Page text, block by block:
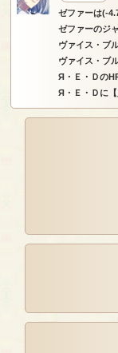
ゼファーは(-
ゼファーのジ
ヴァイス・ブ
ヴァイス・ブ
Я・Ｅ・Ｄの
Я・Ｅ・Ｄに【